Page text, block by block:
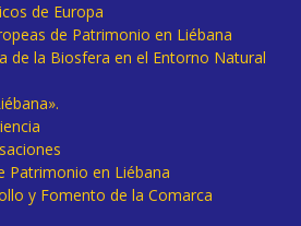
de Europa
de Patrimonio en Liébana
de la Biosfera en el Entorno Natural
Patrimonio en Liébana
y Fomento de la Comarca